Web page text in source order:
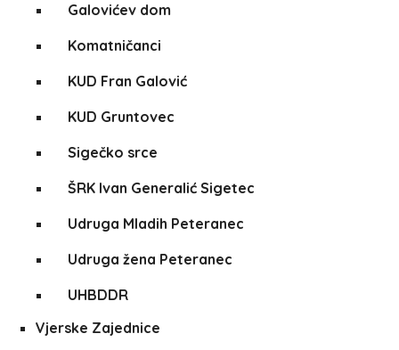
Galovićev dom
Komatničanci
KUD Fran Galović
KUD Gruntovec
Sigečko srce
ŠRK Ivan Generalić Sigetec
Udruga Mladih Peteranec
Udruga žena Peteranec
UHBDDR
Vjerske Zajednice